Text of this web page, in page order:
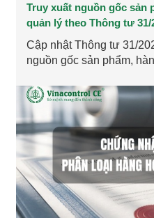
Truy xuất nguồn gốc sản
quản lý theo Thông tư 31/
Cập nhật Thông tư 31/
nguồn gốc sản phẩm,